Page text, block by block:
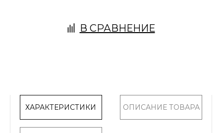
В СРАВНЕНИЕ
ХАРАКТЕРИСТИКИ ОПИСАНИЕ ТОВАРА